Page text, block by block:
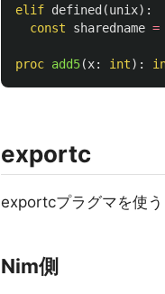
elif defined (unix):
const
sharedname =
proc add5(x: int):
exportc
exportcプラグマを使う
Nim側